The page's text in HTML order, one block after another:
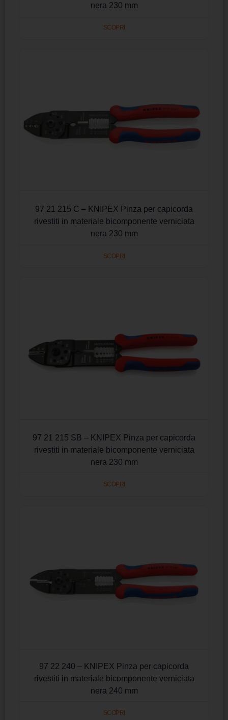
nera 230 mm
SCOPRI
97 21 215 C – KNIPEX Pinza per capicorda
rivestiti in materiale bicomponente verniciata
nera 230 mm
SCOPRI
97 21 215 SB – KNIPEX Pinza per capicorda
rivestiti in materiale bicomponente verniciata
nera 230 mm
SCOPRI
97 22 240 – KNIPEX Pinza per capicorda
rivestiti in materiale bicomponente verniciata
nera 240 mm
SCOPRI